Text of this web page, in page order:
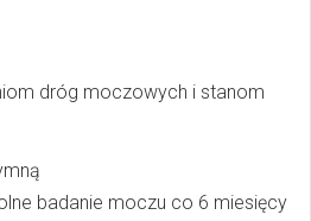
dróg moczowych i stanom
badanie moczu co 6 miesięcy